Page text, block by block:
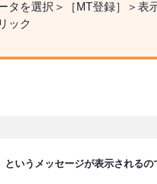
タを選択＞［MT登録］＞表
ック
というメッセージが表示されるの